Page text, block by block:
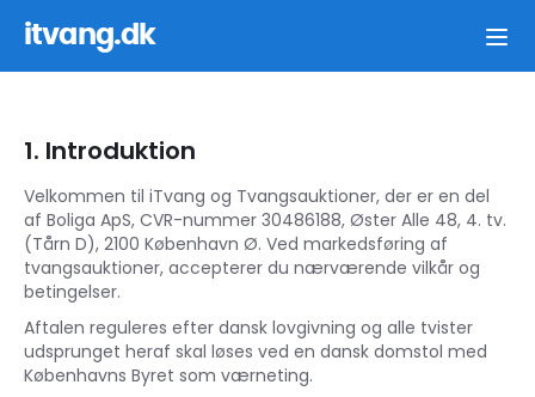
itvang.dk
1. Introduktion
Velkommen til iTvang og Tvangsauktioner, der er en del
af Boliga ApS, CVR-nummer 30486188, Øster Alle 48, 4. tv.
(Tårn D), 2100 København Ø. Ved markedsføring af
tvangsauktioner, accepterer du nærværende vilkår og
betingelser.
Aftalen reguleres efter dansk lovgivning og alle tvister
udsprunget heraf skal løses ved en dansk domstol med
Københavns Byret som værneting.